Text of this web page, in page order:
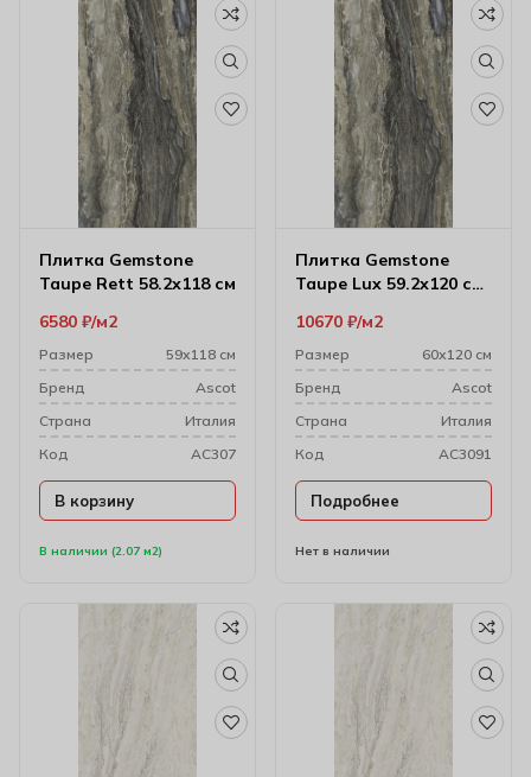
Плитка Gemstone
Taupe Rett 58.2х118 см
В наличии (2.07 м2)
6580 ₽ м2
Размер
59х118 см
Бренд
Ascot
Cтрана
Италия
Код
AC307
В корзину
Плитка Gemstone
Taupe Lux 59.2х120 см
Нет в наличии
10670 ₽ м2
Размер
60х120 см
Бренд
Ascot
Cтрана
Италия
Код
AC3091
Подробнее